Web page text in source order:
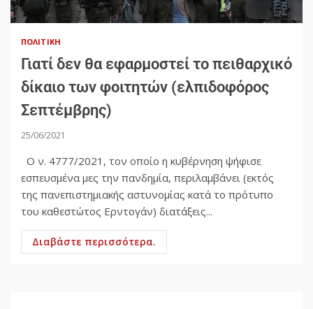
ΠΟΛΙΤΙΚΉ
Γιατί δεν θα εφαρμοστεί το πειθαρχικό
δίκαιο των φοιτητών (ελπιδοφόρος
Σεπτέμβρης)
25/06/2021
Ο ν. 4777/2021, τον οποίο η κυβέρνηση ψήφισε
εσπευσμένα μες την πανδημία, περιλαμβάνει (εκτός
της πανεπιστημιακής αστυνομίας κατά το πρότυπο
του καθεστώτος Ερντογάν) διατάξεις...
Διαβάστε περισσότερα.